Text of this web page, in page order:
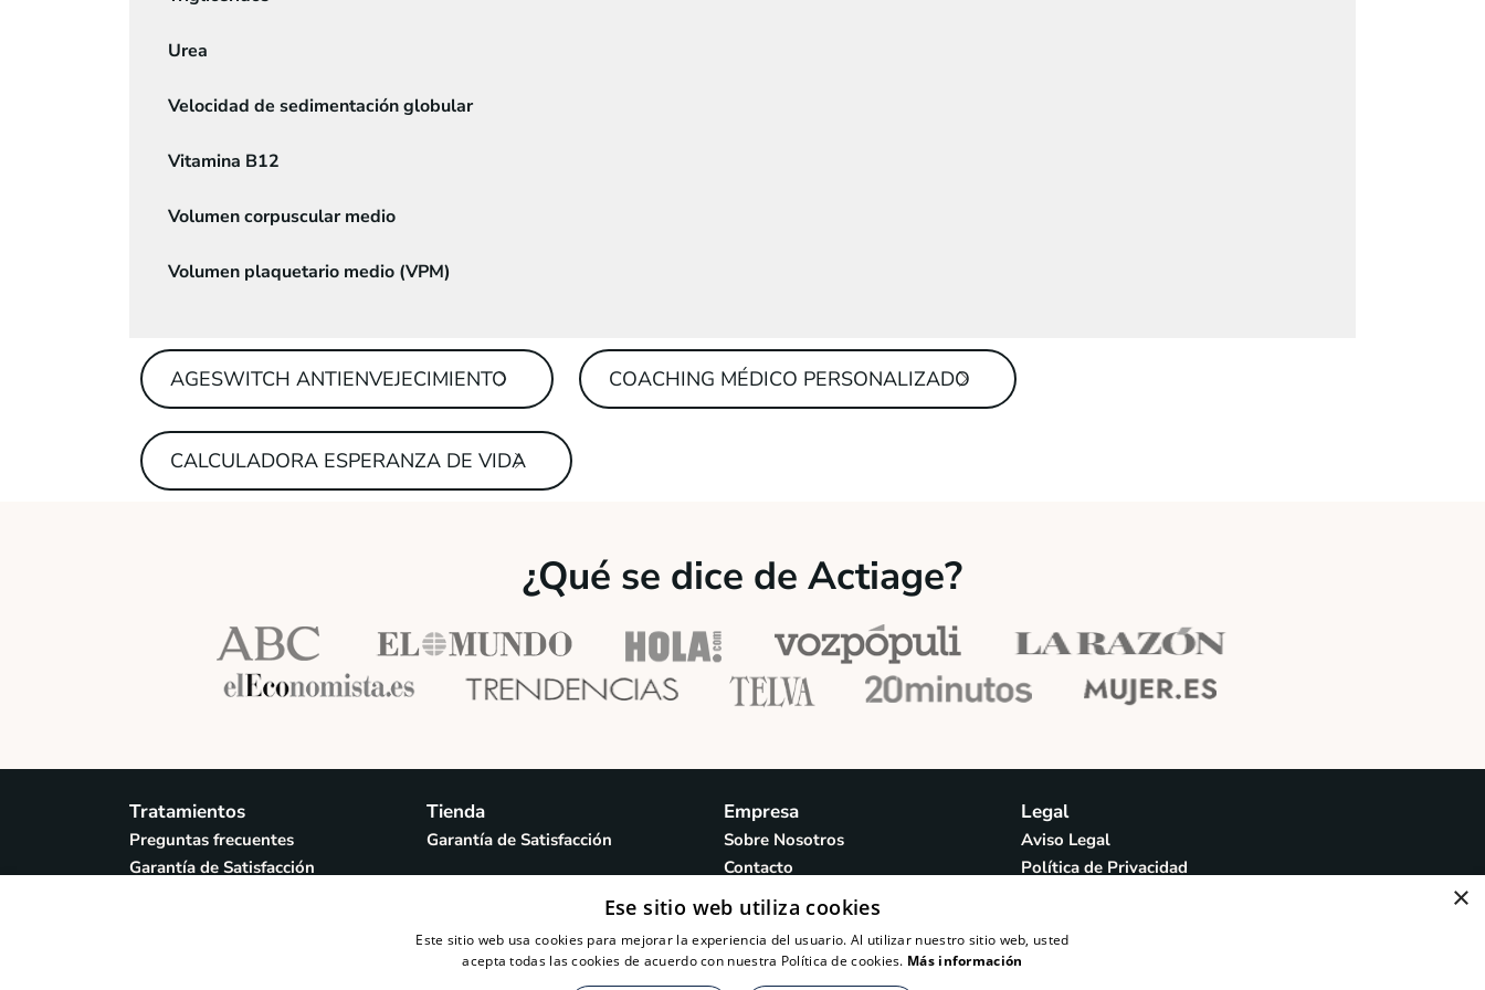
Urea
Velocidad de sedimentación globular
Vitamina B12
Volumen corpuscular medio
Volumen plaquetario medio (VPM)
AGESWITCH ANTIENVEJECIMIENTO COACHING MÉDICO PERSONALIZADO
CALCULADORA ESPERANZA DE VIDA
¿Qué se dice de Actiage?
Tratamientos
Preguntas frecuentes
Garantía de Satisfacción
Tienda
Garantía de Satisfacción
Empresa
Sobre Nosotros
Contacto
Colaboradores Científicos
Redacción
Legal
Aviso Legal
Política de Privacidad
×
Ese sitio web utiliza cookies
Este sitio web usa cookies para mejorar la experiencia del usuario. Al utilizar nuestro sitio web, usted
acepta todas las cookies de acuerdo con nuestra Política de cookies. Más información